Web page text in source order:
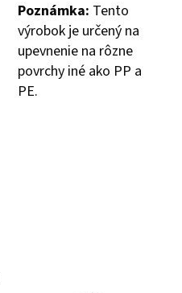
Poznámka: Tento
výrobok je určený na
upevnenie na rôzne
povrchy iné ako PP a
PE.